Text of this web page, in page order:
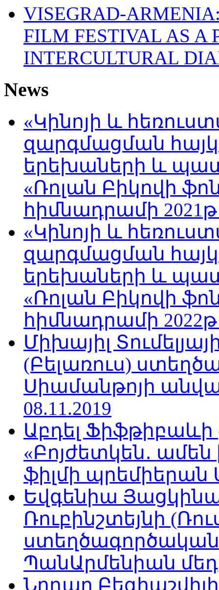
VISEGRAD-
FILM FESTIVAL AS A
INTERCULTURAL
News
«Կինոյի և
զարգմացման
երեխաների և
«Ռոլան Բիկովի
հիմնադրամի
«Կինոյի և
զարգմացման
երեխաների և
«Ռոլան Բիկովի
հիմնադրամի
Միխայիլ
(Բելառուս)
Սիամանթոյի
08.11.2019
Աբդել
«Բոյժետկեն․
ֆիլմի պրեմիերան
Եվգենիա
Ռուբինշտեյնի
ՊանԱրմենիան
Նոդար